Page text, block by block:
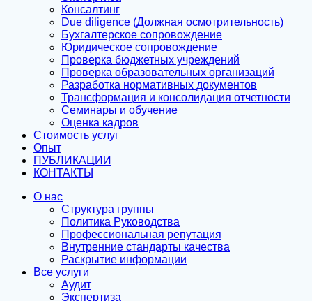
Консалтинг
Due diligence (Должная осмотрительность)
Бухгалтерское сопровождение
Юридическое сопровождение
Проверка бюджетных учреждений
Проверка образовательных организаций
Разработка нормативных документов
Трансформация и консолидация отчетности
Семинары и обучение
Оценка кадров
Стоимость услуг
Опыт
ПУБЛИКАЦИИ
КОНТАКТЫ
О нас
Структура группы
Политика Руководства
Профессиональная репутация
Внутренние стандарты качества
Раскрытие информации
Все услуги
Аудит
Экспертиза